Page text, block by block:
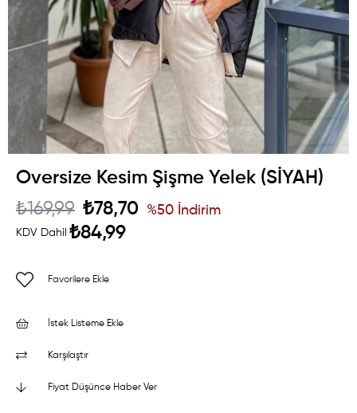
Oversize Kesim Şişme Yelek (SİYAH)
₺169,99 ₺78,70
KDV Dahil ₺84,99
%50 İndirim
Favorilere Ekle
İstek Listeme Ekle
Karşılaştır
Fiyat Düşünce Haber Ver